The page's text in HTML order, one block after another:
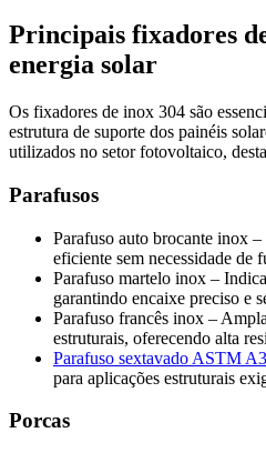
Principais fixadores
energia solar
Os fixadores de inox 304 são
estrutura de suporte dos painéis
utilizados no setor fotovoltaico,
Parafusos
Parafuso auto brocante inox
eficiente sem necessidade de
Parafuso martelo inox –
garantindo encaixe preciso e
Parafuso francês inox –
estruturais, oferecendo alta
Parafuso sextavado ASTM
para aplicações estruturais
Porcas